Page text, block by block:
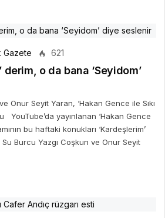
Gazete 621
derim, o da bana ‘Seyidom’
Onur Seyit Yaran, ‘Hakan Gence ile Sıkı
YouTube’da yayınlanan ‘Hakan Gence
bu haftaki konukları ‘Kardeşlerim’
Su Burcu Yazgı Coşkun ve Onur Seyit